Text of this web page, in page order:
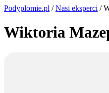
Podyplomie.pl /Nasi eksperci /
Wiktoria